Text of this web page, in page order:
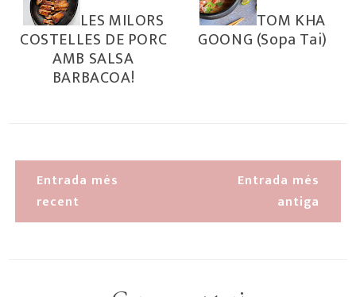
LES MILORS
COSTELLES DE PORC
AMB SALSA
BARBACOA!
TOM KHA
GOONG (Sopa Tai)
Entrada més
recent
Entrada més
antiga